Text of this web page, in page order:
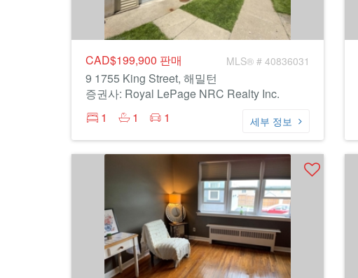
CAD$199,900 판매 MLS® # 40836031
9 1755 King Street, 해밀턴
증권사: Royal LePage NRC Realty Inc.
1
1 1 세부 정보